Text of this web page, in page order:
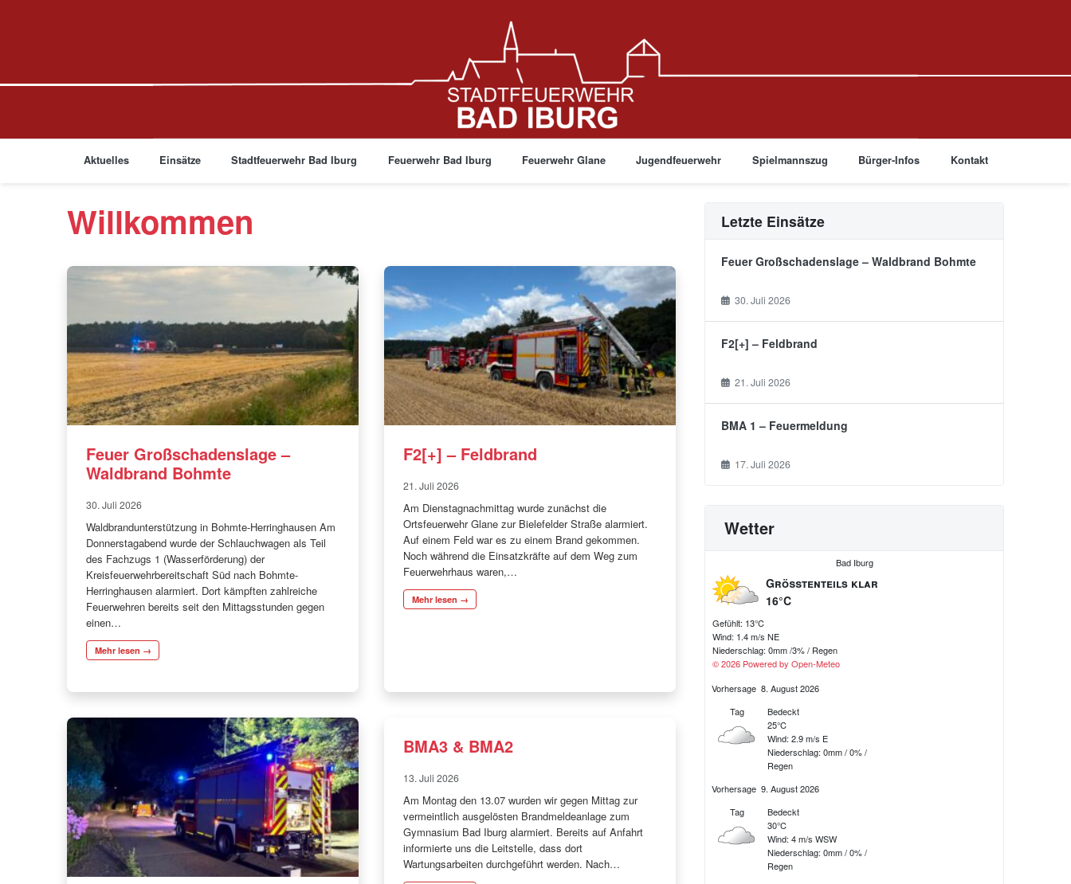
Aktuelles Einsätze Stadtfeuerwehr Bad Iburg Feuerwehr Bad Iburg Feuerwehr Glane Jugendfeuerwehr Spielmannszug Bürger-Infos Kontakt
Willkommen
Feuer Großschadenslage –
Waldbrand Bohmte
30. Juli 2026
Waldbrandunterstützung in Bohmte-Herringhausen Am
Donnerstagabend wurde der Schlauchwagen als Teil
des Fachzugs 1 (Wasserförderung) der
Kreisfeuerwehrbereitschaft Süd nach Bohmte-
Herringhausen alarmiert. Dort kämpften zahlreiche
Feuerwehren bereits seit den Mittagsstunden gegen
einen…
Mehr lesen →
F2[+] – Feldbrand
21. Juli 2026
Am Dienstagnachmittag wurde zunächst die
Ortsfeuerwehr Glane zur Bielefelder Straße alarmiert.
Auf einem Feld war es zu einem Brand gekommen.
Noch während die Einsatzkräfte auf dem Weg zum
Feuerwehrhaus waren,…
Mehr lesen →
BMA3 & BMA2
13. Juli 2026
Am Montag den 13.07 wurden wir gegen Mittag zur
vermeintlich ausgelösten Brandmeldeanlage zum
Gymnasium Bad Iburg alarmiert. Bereits auf Anfahrt
informierte uns die Leitstelle, dass dort
Wartungsarbeiten durchgeführt werden. Nach…
Letzte Einsätze
Feuer Großschadenslage – Waldbrand Bohmte
30. Juli 2026
F2[+] – Feldbrand
21. Juli 2026
BMA 1 – Feuermeldung
17. Juli 2026
Wetter
Bad Iburg
Größtenteils klar
16°C
Gefühlt: 13°C
Wind: 1.4 m/s NE
Niederschlag: 0mm/3%/ Regen
© 2026 Powered by Open-Meteo
Vorhersage 8. August 2026
Tag
Bedeckt
25°C
Wind: 2.9 m/s E
Niederschlag: 0mm/0%/
Regen
Vorhersage 9. August 2026
Tag
Bedeckt
30°C
Wind: 4 m/s WSW
Niederschlag: 0mm/0%/
Regen